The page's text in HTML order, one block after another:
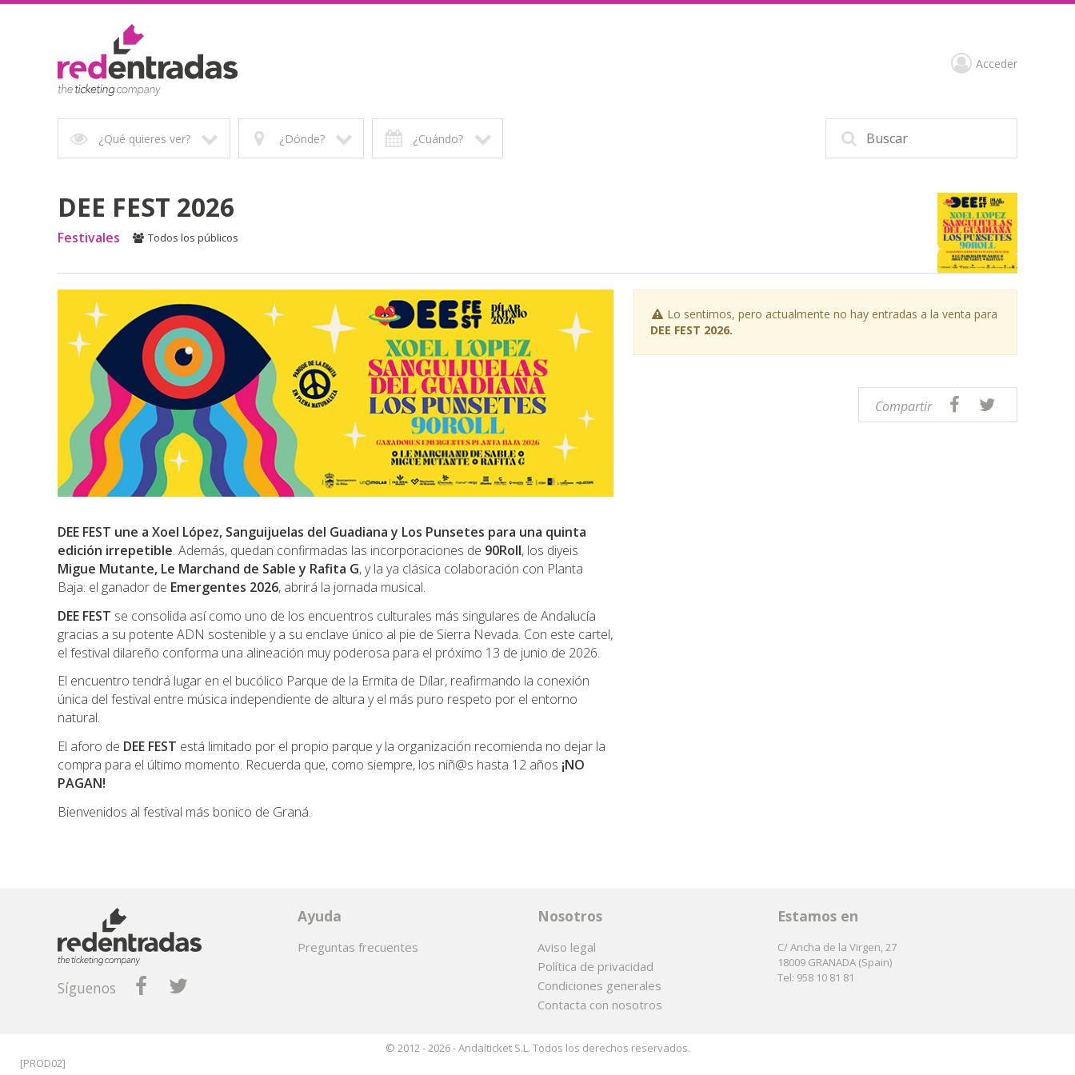
Acceder
¿Qué quieres ver? ¿Dónde? ¿Cuándo?
DEE FEST 2026
Festivales Todos los públicos
DEE FEST une a Xoel López, Sanguijuelas del Guadiana y Los Punsetes para una quinta
edición irrepetible. Además, quedan confirmadas las incorporaciones de 90Roll, los diyeis
Migue Mutante, Le Marchand de Sable y Rafita G, y la ya clásica colaboración con Planta
Baja: el ganador de Emergentes 2026, abrirá la jornada musical.
DEE FEST se consolida así como uno de los encuentros culturales más singulares de Andalucía
gracias a su potente ADN sostenible y a su enclave único al pie de Sierra Nevada. Con este cartel,
el festival dilareño conforma una alineación muy poderosa para el próximo 13 de junio de 2026.
El encuentro tendrá lugar en el bucólico Parque de la Ermita de Dílar, reafirmando la conexión
única del festival entre música independiente de altura y el más puro respeto por el entorno
natural.
El aforo de DEE FEST está limitado por el propio parque y la organización recomienda no dejar la
compra para el último momento. Recuerda que, como siempre, los niñ@s hasta 12 años ¡NO
PAGAN!
Bienvenidos al festival más bonico de Graná.
Lo sentimos, pero actualmente no hay entradas a la venta para
DEE FEST 2026.
Compartir
Síguenos
Ayuda
Preguntas frecuentes
Nosotros
Aviso legal
Política de privacidad
Condiciones generales
Contacta con nosotros
Estamos en
C/ Ancha de la Virgen, 27
18009 GRANADA (Spain)
Tel: 958 10 81 81
© 2012 - 2026 - Andalticket S.L. Todos los derechos reservados.
[PROD02]